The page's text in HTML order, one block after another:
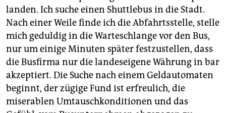
landen. Ich suche einen Shuttlebus in die Stadt.
Nach einer Weile finde ich die Abfahrtsstelle, stelle
mich geduldig in die Warteschlange vor den Bus,
nur um einige Minuten später festzustellen, dass
die Busfirma nur die landeseigene Währung in bar
akzeptiert. Die Suche nach einem Geldautomaten
beginnt, der zügige Fund ist erfreulich, die
miserablen Umtauschkonditionen und das